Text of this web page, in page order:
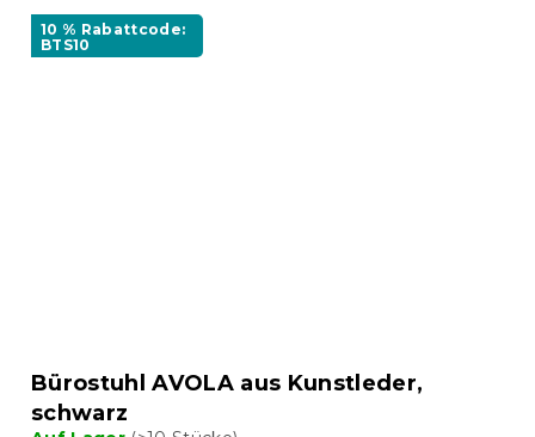
10 % Rabattcode:
BTS10
Bürostuhl AVOLA aus Kunstleder,
schwarz